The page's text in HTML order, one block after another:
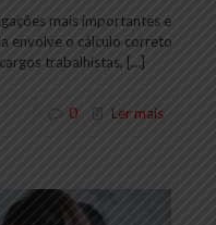
mais importantes e
envolve o cálculo correto
trabalhistas, […]
0 Ler mais